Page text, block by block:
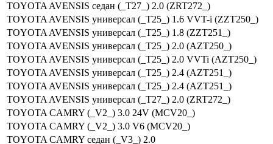
TOYOTA AVENSIS седан (_T27_) 2.0 (ZRT272_)
TOYOTA AVENSIS универсал (_T25_) 1.6 VVT-i (ZZT250_)
TOYOTA AVENSIS универсал (_T25_) 1.8 (ZZT251_)
TOYOTA AVENSIS универсал (_T25_) 2.0 (AZT250_)
TOYOTA AVENSIS универсал (_T25_) 2.0 VVTi (AZT250_)
TOYOTA AVENSIS универсал (_T25_) 2.4 (AZT251_)
TOYOTA AVENSIS универсал (_T25_) 2.4 (AZT251_)
TOYOTA AVENSIS универсал (_T27_) 2.0 (ZRT272_)
TOYOTA CAMRY (_V2_) 3.0 24V (MCV20_)
TOYOTA CAMRY (_V2_) 3.0 V6 (MCV20_)
TOYOTA CAMRY седан (_V3_) 2.0